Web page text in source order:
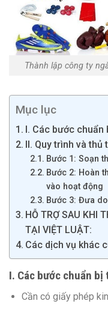
Thành lập công ty
Mục lục
I. Các bước
II. Quy trình và
Bước 1: Soạn
Bước 2: Hoàn
vào hoạt động
Bước 3: Đưa
HỖ TRỢ SAU KHI
TẠI VIỆT LUẬT:
Các dịch vụ khác
I. Các bước chuẩn
Cần có giấy phép